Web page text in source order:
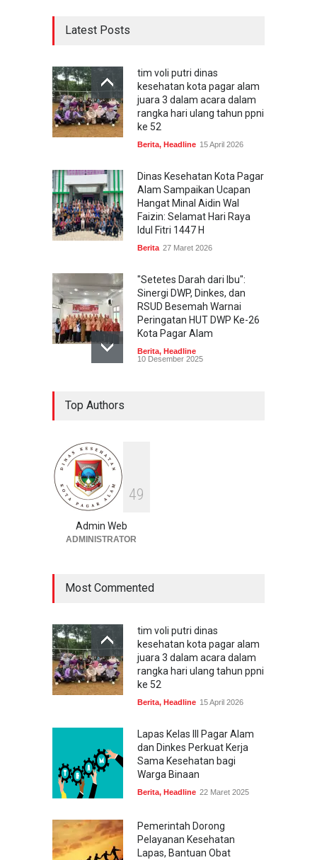
Latest Posts
tim voli putri dinas
kesehatan kota pagar alam
juara 3 dalam acara dalam
rangka hari ulang tahun ppni
ke 52
Berita, Headline 15 April 2026
Dinas Kesehatan Kota Pagar
Alam Sampaikan Ucapan
Hangat Minal Aidin Wal
Faizin: Selamat Hari Raya
Idul Fitri 1447 H
Berita 27 Maret 2026
"Setetes Darah dari Ibu":
Sinergi DWP, Dinkes, dan
RSUD Besemah Warnai
Peringatan HUT DWP Ke-26
Kota Pagar Alam
Berita, Headline
10 Desember 2025
Dinkes Pagar Alam Gelar
Berita
Top Authors
49
Admin Web
ADMINISTRATOR
Most Commented
tim voli putri dinas
kesehatan kota pagar alam
juara 3 dalam acara dalam
rangka hari ulang tahun ppni
ke 52
Berita, Headline 15 April 2026
Lapas Kelas III Pagar Alam
dan Dinkes Perkuat Kerja
Sama Kesehatan bagi
Warga Binaan
Berita, Headline 22 Maret 2025
Pemerintah Dorong
Pelayanan Kesehatan
Lapas, Bantuan Obat